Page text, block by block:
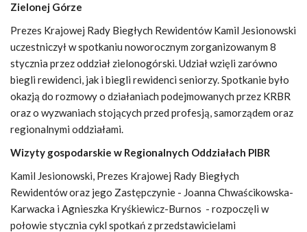
Zielonej Górze
Prezes Krajowej Rady Biegłych Rewidentów Kamil Jesionowski
uczestniczył w spotkaniu noworocznym zorganizowanym 8
stycznia przez oddział zielonogórski. Udział wzięli zarówno
biegli rewidenci, jak i biegli rewidenci seniorzy. Spotkanie było
okazją do rozmowy o działaniach podejmowanych przez KRBR
oraz o wyzwaniach stojących przed profesją, samorządem oraz
regionalnymi oddziałami.
Wizyty gospodarskie w Regionalnych Oddziałach PIBR
Kamil Jesionowski, Prezes Krajowej Rady Biegłych
Rewidentów oraz jego Zastępczynie - Joanna Chwaścikowska-
Karwacka i Agnieszka Kryśkiewicz-Burnos - rozpoczęli w
połowie stycznia cykl spotkań z przedstawicielami